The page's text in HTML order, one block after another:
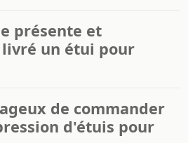
présente et
un étui pour
de commander
d'étuis pour